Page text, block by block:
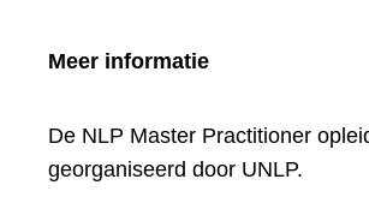
Meer informatie
De NLP Master Practitioner
georganiseerd door UNLP.